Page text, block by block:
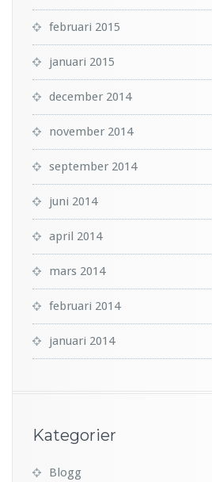
februari 2015
januari 2015
december 2014
november 2014
september 2014
juni 2014
april 2014
mars 2014
februari 2014
januari 2014
Kategorier
Blogg